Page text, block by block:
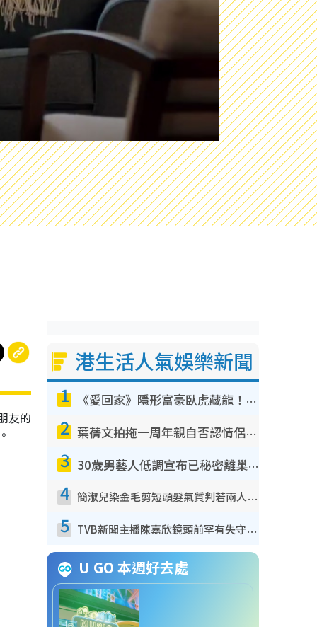
友的
港生活人氣娛樂新聞
1 《愛回家》隱形富豪臥虎藏龍！盤點12位財氣逼人的有錢藝人：呢位靚女3億身家唔憂做
2 葉蒨文拍拖一周年親自否認情侶關係？！被質疑感情造假竟稱GM「普通同事」
3 30歲男藝人低調宣布已秘密離巢！人氣急跌變失蹤人口︰「這幾年過得並不容易」
4 簡淑兒染金毛剪短頭髮氣質判若兩人！嚇壞老公麥大力都認唔出：「你做咩事？」
5 TVB新聞主播陳嘉欣鏡頭前罕有失守！遭林超英一句說話突襲嚇親當場大笑
U GO 本週好去處